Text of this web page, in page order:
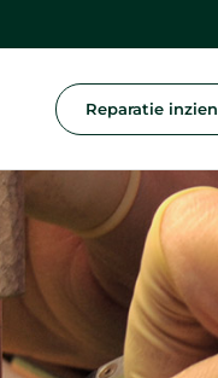
Reparatie inzien